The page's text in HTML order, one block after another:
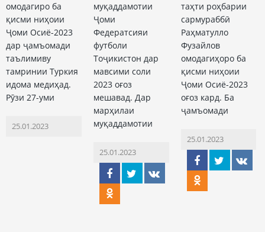
омодагиро ба
қисми ниҳоии
Ҷоми Осиё-2023
дар ҷамъомади
таълимиву
тамринии Туркия
идома медиҳад.
Рӯзи 27-уми
25.01.2023
муқаддамотии
Ҷоми
Федератсияи
футболи
Тоҷикистон дар
мавсими соли
2023 оғоз
мешавад. Дар
марҳилаи
муқаддамотии
25.01.2023
таҳти роҳбарии
сармураббӣ
Раҳматулло
Фузайлов
омодагиҳоро ба
қисми ниҳоии
Ҷоми Осиё-2023
оғоз кард. Ба
ҷамъомади
25.01.2023